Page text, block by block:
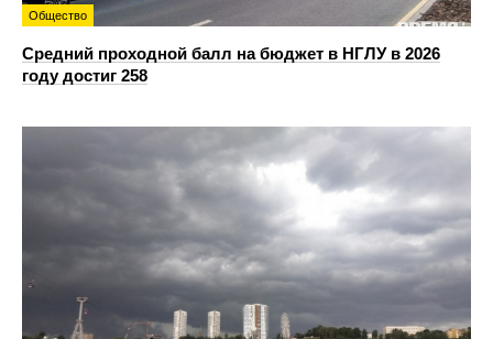
Общество
Средний проходной балл на бюджет в НГЛУ в 2026
году достиг 258